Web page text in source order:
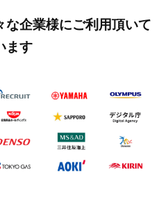
な企業様にご利用頂いて
ます